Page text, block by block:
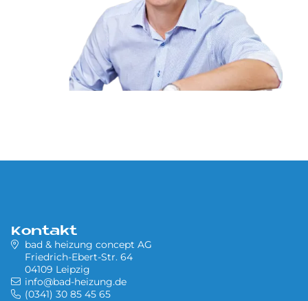
Kontakt
bad & heizung concept AG
Friedrich-Ebert-Str. 64
04109 Leipzig
info@bad-heizung.de
(0341) 30 85 45 65